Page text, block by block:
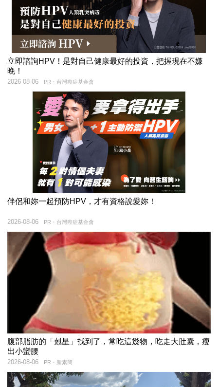
立即諮詢HPV！是對自己健康最好的投資，把握現在不嫌
晚！
PR・台灣癌症基金會
2026-08-06
伴侶和妳一起預防HPV，才有資格說愛妳！
PR・台灣癌症基金會
2026-08-06
腹部脂肪的「剋星」找到了，常吃這幾物，吃走大肚囊，瘦
出小蠻腰
PR・新素簡
2026-08-06